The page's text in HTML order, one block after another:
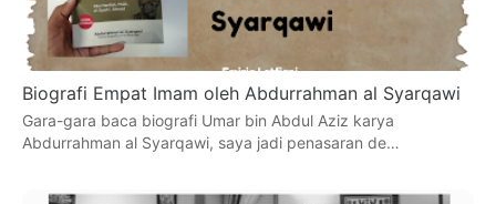
Biografi Empat Imam oleh Abdurrahman al Syarqawi
Gara-gara baca biografi Umar bin Abdul Aziz karya
Abdurrahman al Syarqawi, saya jadi penasaran de…